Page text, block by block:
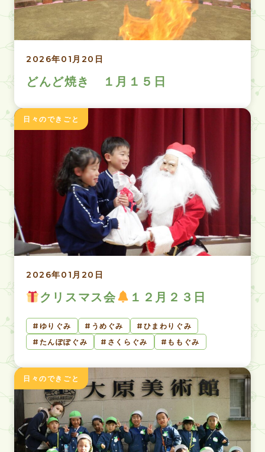
2026年01月20日
どんど焼き １月１５日
日々のできごと
2026年01月20日
クリスマス会 １２月２３日
ゆりぐみ うめぐみ
ひまわりぐみ
たんぽぽぐみ
さくらぐみ ももぐみ
日々のできごと